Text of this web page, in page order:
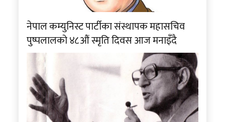
नेपाल कम्युनिस्ट पार्टीका संस्थापक महासचिव
पुष्पलालको ४८औं स्मृति दिवस आज मनाइँदै